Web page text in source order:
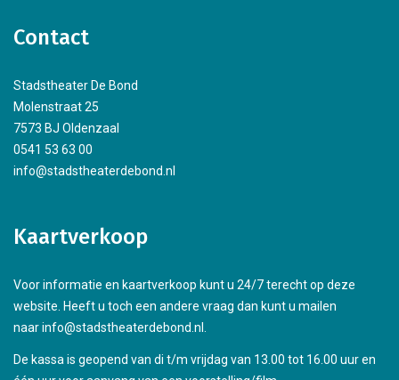
Contact
Stadstheater De Bond
Molenstraat 25
7573 BJ Oldenzaal
0541 53 63 00
info@stadstheaterdebond.nl
Kaartverkoop
Voor informatie en kaartverkoop kunt u 24/7 terecht op deze
website. Heeft u toch een andere vraag dan kunt u mailen
naar info@stadstheaterdebond.nl.
De kassa is geopend van di t/m vrijdag van 13.00 tot 16.00 uur en